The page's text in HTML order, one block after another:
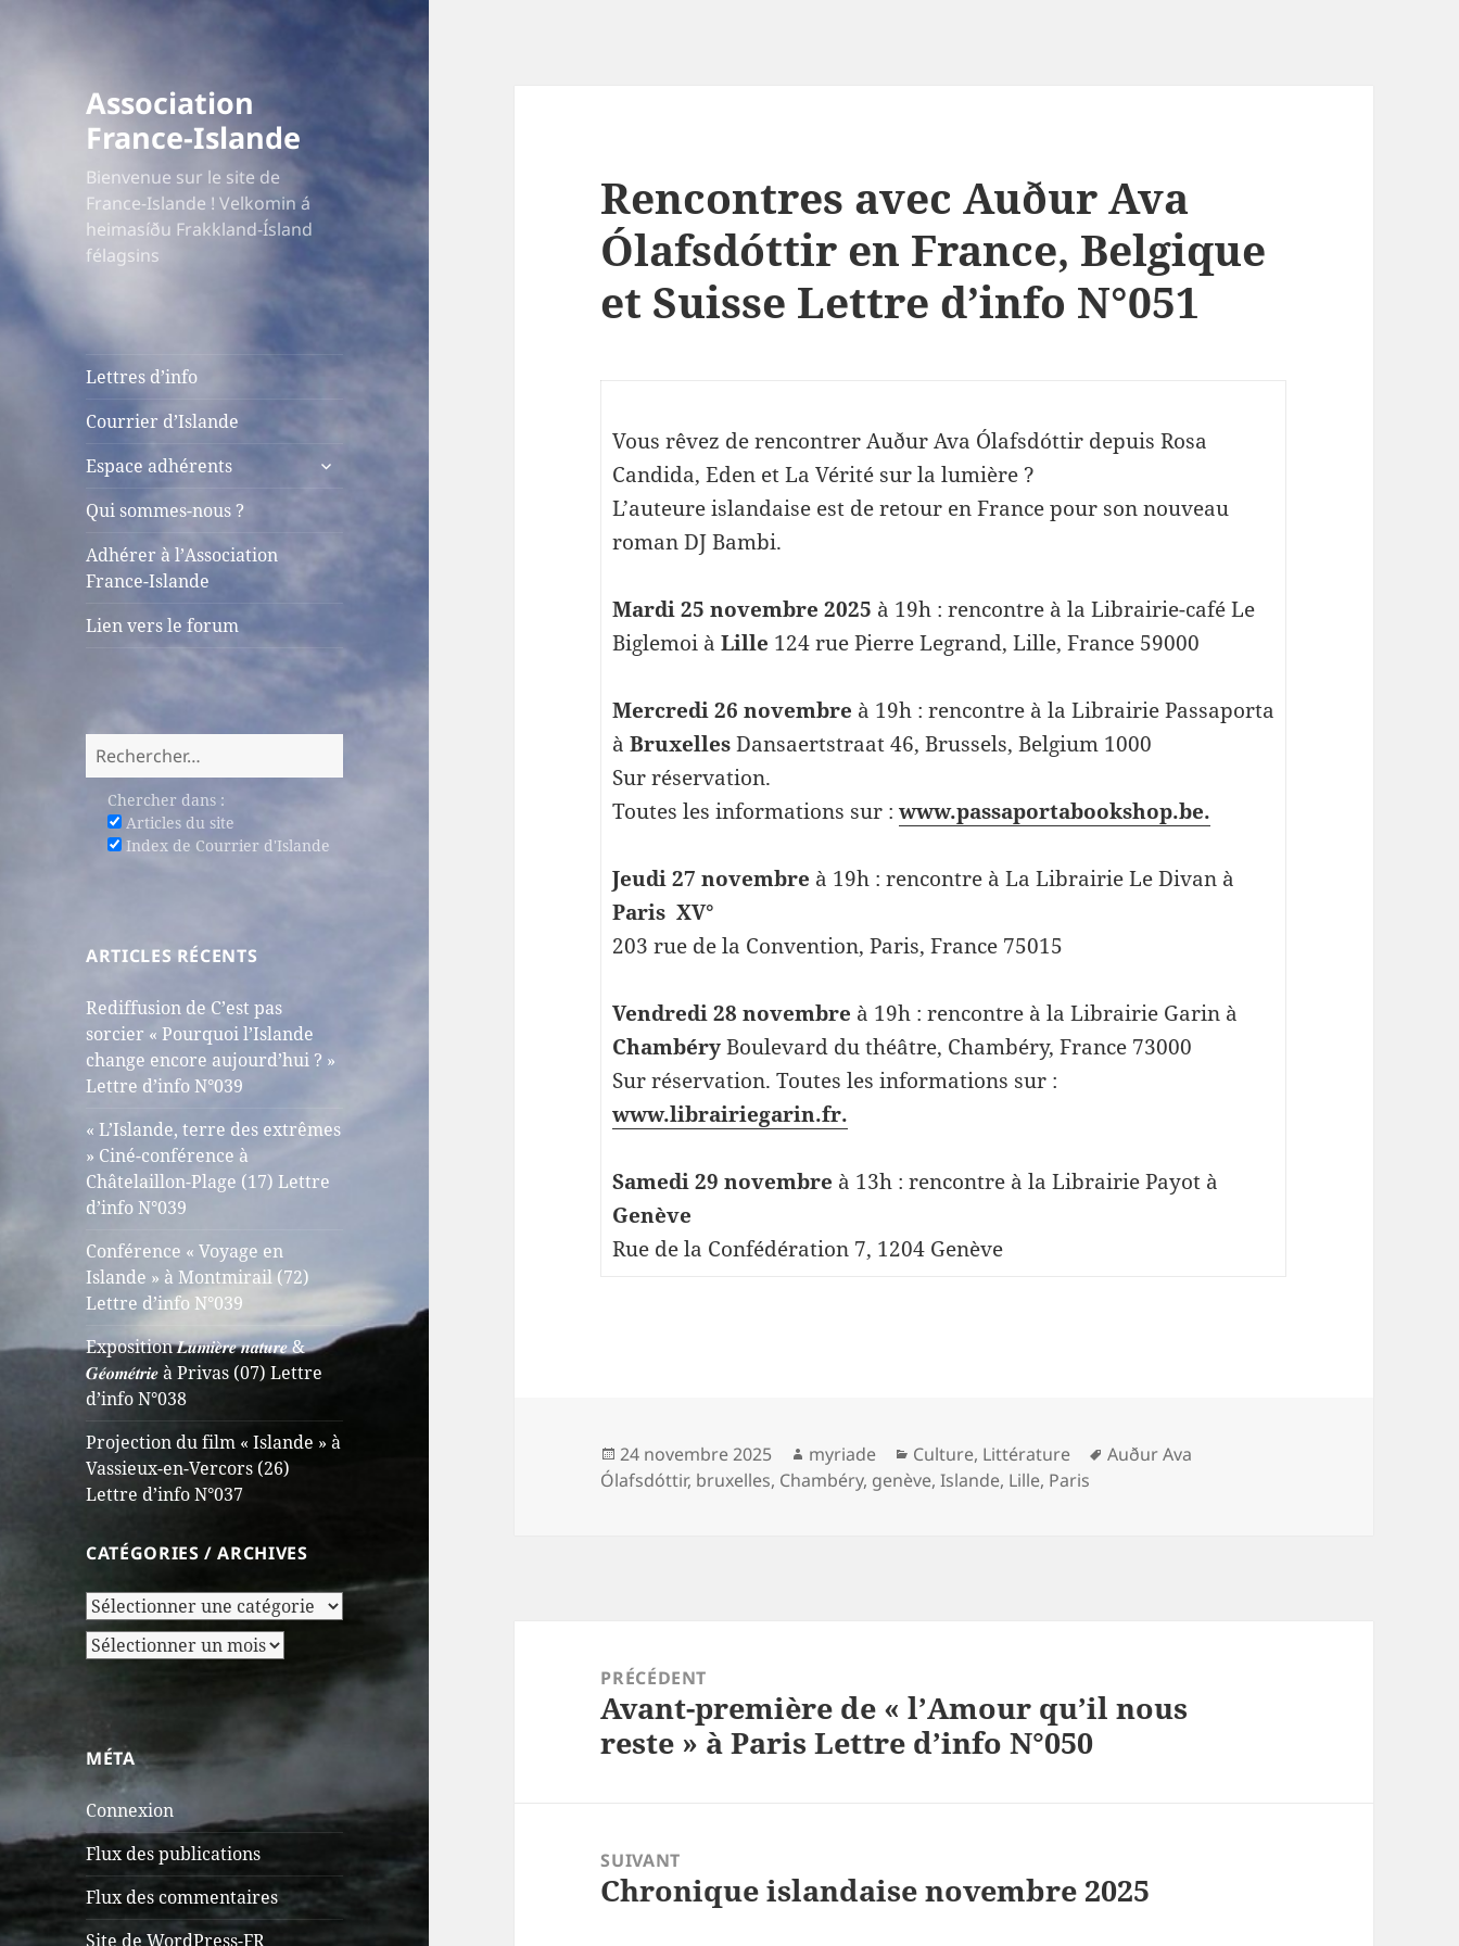
Association
France-Islande
Bienvenue sur le site de
France-Islande ! Velkomin á
heimasíðu Frakkland-Ísland
félagsins
Lettres d’info
Courrier d’Islande
Espace adhérents
ouvrir
menu
Qui sommes-nous ?
Adhérer à l’Association
France-Islande
Lien vers le forum
Rechercher :
Chercher dans :
Articles du site
Index de Courrier d'Islande
ARTICLES RÉCENTS
Rediffusion de C’est pas
sorcier « Pourquoi l’Islande
change encore aujourd’hui ? »
Lettre d’info N°039
« L’Islande, terre des extrêmes
» Ciné-conférence à
Châtelaillon-Plage (17) Lettre
d’info N°039
Conférence « Voyage en
Islande » à Montmirail (72)
Lettre d’info N°039
Exposition 𝑳𝒖𝒎𝒊𝒆̀𝒓𝒆 𝒏𝒂𝒕𝒖𝒓𝒆 &
𝑮𝒆́𝒐𝒎𝒆́𝒕𝒓𝒊𝒆 à Privas (07) Lettre
d’info N°038
Projection du film « Islande » à
Vassieux-en-Vercors (26)
Lettre d’info N°037
CATÉGORIES / ARCHIVES
Catégories
/
Archives
Archives
MÉTA
Connexion
Flux des publications
Flux des commentaires
Site de WordPress-FR
Rencontres avec Auður Ava
Ólafsdóttir en France, Belgique
et Suisse Lettre d’info N°051
Vous rêvez de rencontrer Auður Ava Ólafsdóttir depuis Rosa
Candida, Eden et La Vérité sur la lumière ?
L’auteure islandaise est de retour en France pour son nouveau
roman DJ Bambi.
Mardi 25 novembre 2025 à 19h : rencontre à la Librairie-café Le
Biglemoi à Lille 124 rue Pierre Legrand, Lille, France 59000
Mercredi 26 novembre à 19h : rencontre à la Librairie Passaporta
à BruxellesDansaertstraat 46, Brussels, Belgium 1000
Sur réservation.
Toutes les informations sur : www.passaportabookshop.be.
Jeudi 27 novembre à 19h : rencontre à La Librairie Le Divan à
Paris XV°
203 rue de la Convention, Paris, France 75015
Vendredi 28 novembre à 19h : rencontre à la Librairie Garin à
ChambéryBoulevard du théâtre, Chambéry, France 73000
Sur réservation. Toutes les informations sur :
www.librairiegarin.fr.
Samedi 29 novembre à 13h : rencontre à la Librairie Payot à
Genève
Rue de la Confédération 7, 1204 Genève
Publié
le
24 novembre 2025 Auteur
myriade Catégories
Culture, Littérature
Mots-
Auður Ava
Ólafsdóttir, bruxelles, Chambéry, genève,Islande, Lille, Paris
PRÉCÉDENT
Article
précédent :
Avant-première de « l’Amour qu’il nous
reste » à Paris Lettre d’info N°050
SUIVANT
Article
Chronique islandaise novembre 2025